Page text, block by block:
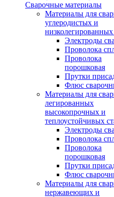
Сварочные материалы
Материалы для
углеродистых и
низколегированных
Электроды
Проволока
Проволока
порошковая
Прутки
Флюс
Материалы для
легированных
высокопрочных и
теплоустойчивых
Электроды
Проволока
Проволока
порошковая
Прутки
Флюс
Материалы для
нержавеющих и